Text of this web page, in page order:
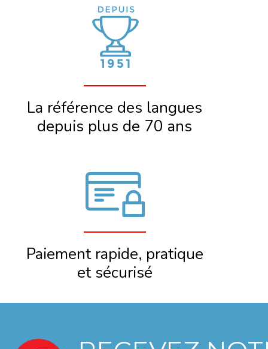
La référence des langues
depuis plus de 70 ans
Paiement rapide, pratique
et sécurisé